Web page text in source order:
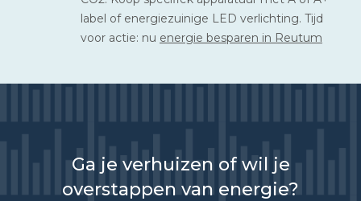
label of energiezuinige LED verlichting. Tijd
voor actie: nu energie besparen in Reutum
Ga je verhuizen of wil je
overstappen van energie?